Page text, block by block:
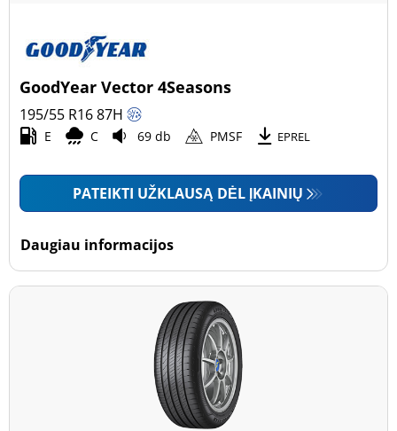
Lengvasis automobilis (156)
Mažas sunkvežimis (0)
Motociklas (0)
Padanga sustiprintomis sienelėmis
Daugiau parinkčių
GoodYear Vector 4Seasons
195/55 R1687H
E C 69 db PMSF EPREL
PATEIKTI UŽKLAUSĄ DĖL ĮKAINIŲ
Daugiau informacijos